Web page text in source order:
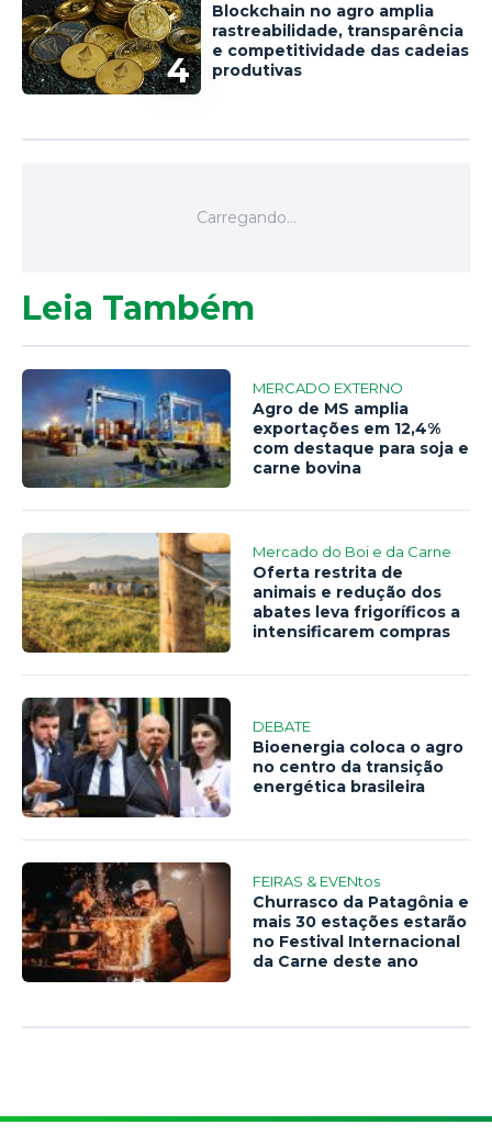
4
Blockchain no agro amplia
rastreabilidade, transparência
e competitividade das cadeias
produtivas
Leia Também
MERCADO EXTERNO
Agro de MS amplia
exportações em 12,4%
com destaque para soja e
carne bovina
Mercado do Boi e da Carne
Oferta restrita de
animais e redução dos
abates leva frigoríficos a
intensificarem compras
DEBATE
Bioenergia coloca o agro
no centro da transição
energética brasileira
FEIRAS & EVENtos
Churrasco da Patagônia e
mais 30 estações estarão
no Festival Internacional
da Carne deste ano